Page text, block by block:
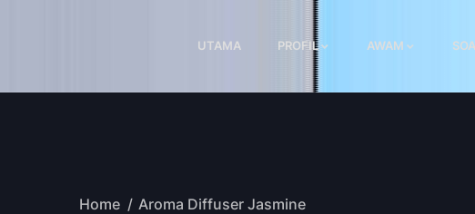
UTAMA PROFIL AWAM
Home Aroma Diffuser Jasmine